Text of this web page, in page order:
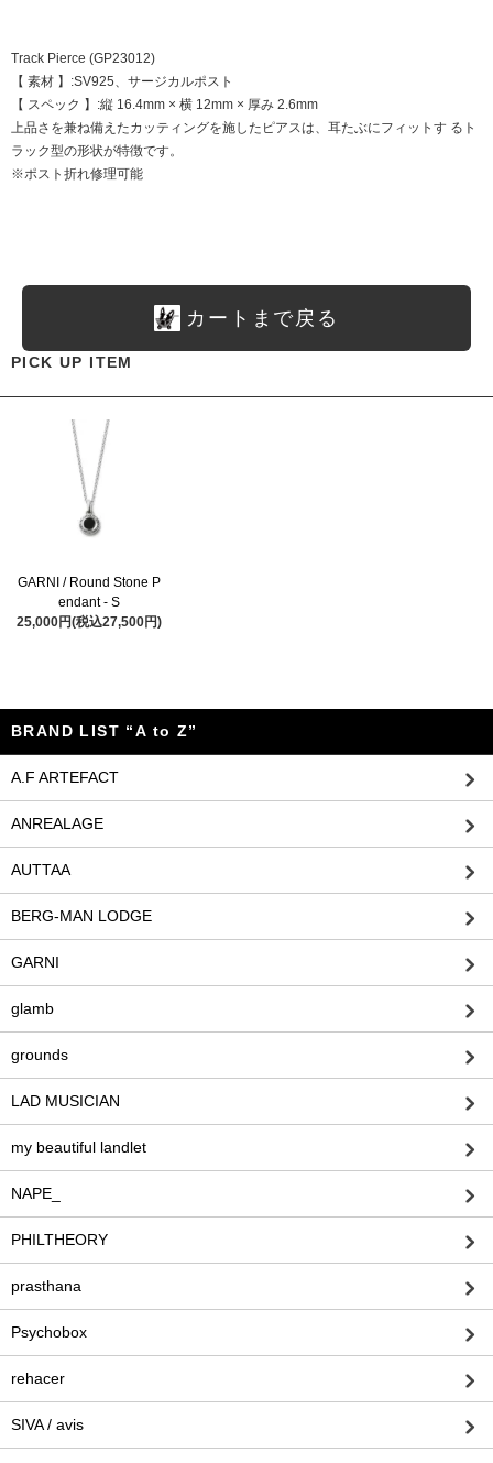
Track Pierce (GP23012)
【 素材 】:SV925、サージカルポスト
【 スペック 】:縦 16.4mm × 横 12mm × 厚み 2.6mm
上品さを兼ね備えたカッティングを施したピアスは、耳たぶにフィットす るト
ラック型の形状が特徴です。
※ポスト折れ修理可能
カートまで戻る
PICK UP ITEM
GARNI / Round Stone P
endant - S
25,000円(税込27,500円)
BRAND LIST “A to Z”
A.F ARTEFACT
ANREALAGE
AUTTAA
BERG-MAN LODGE
GARNI
glamb
grounds
LAD MUSICIAN
my beautiful landlet
NAPE_
PHILTHEORY
prasthana
Psychobox
rehacer
SIVA / avis